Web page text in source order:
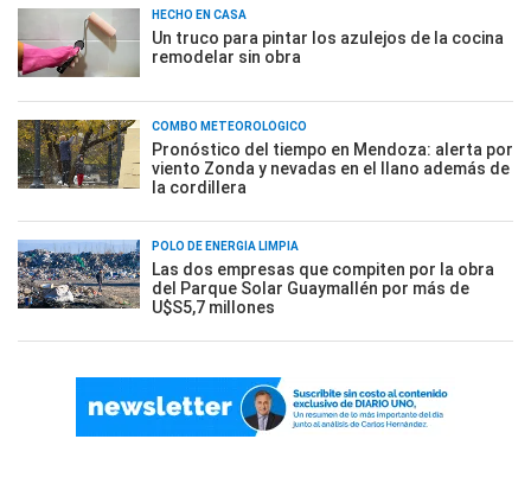
HECHO EN CASA
Un truco para pintar los azulejos de la cocina
remodelar sin obra
COMBO METEOROLÓGICO
Pronóstico del tiempo en Mendoza: alerta por
viento Zonda y nevadas en el llano además de
la cordillera
POLO DE ENERGÍA LIMPIA
Las dos empresas que compiten por la obra
del Parque Solar Guaymallén por más de
U$S5,7 millones